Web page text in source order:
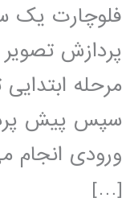
فلوچارت یک
پردازش
مرحله
سپس پیش
ورودی
[…]